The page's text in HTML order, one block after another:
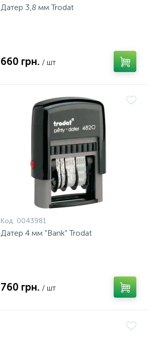
Датер 3,8 мм Trodat
660 грн. / шт
Код: 0043981
Датер 4 мм "Bank" Trodat
760 грн. / шт